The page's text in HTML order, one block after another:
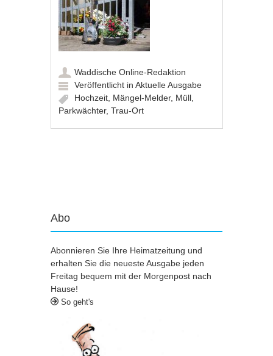
Waddische Online-Redaktion
Veröffentlicht inAktuelle Ausgabe
Hochzeit Mängel-Melder, Müll
Parkwächter,Trau-Ort
Abo
Abonnieren Sie Ihre Heimatzeitung und
erhalten Sie die neueste Ausgabe jeden
Freitag bequem mit der Morgenpost nach
Hause!
So geht's